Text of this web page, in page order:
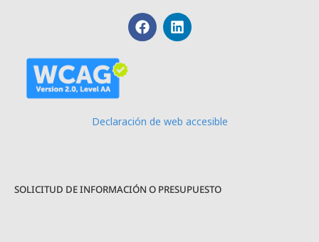
SOLICITUD DE INFORMACIÓN O PRESUPUESTO
Declaración de web accesible